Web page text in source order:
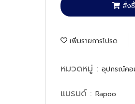
สั่ง
เพิ่มรายการโปรด
หมวดหมู่ : อุปกรณ์คอ
แบรนด์ : Rapoo